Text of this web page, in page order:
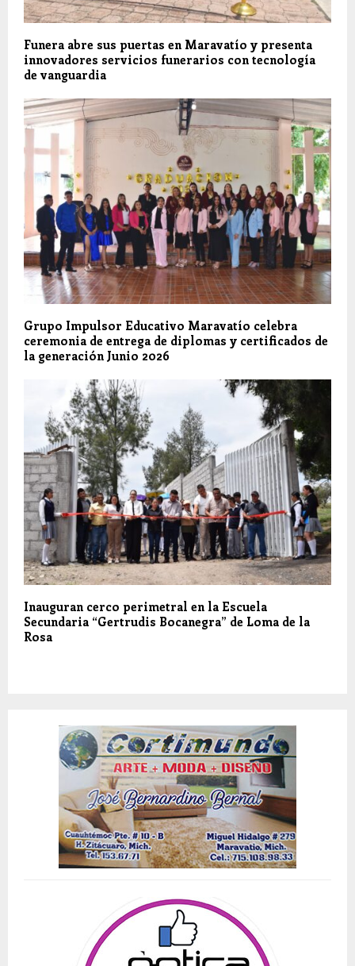
Funera abre sus puertas en Maravatío y presenta
innovadores servicios funerarios con tecnología
de vanguardia
Grupo Impulsor Educativo Maravatío celebra
ceremonia de entrega de diplomas y certificados de
la generación Junio 2026
Inauguran cerco perimetral en la Escuela
Secundaria “Gertrudis Bocanegra” de Loma de la
Rosa